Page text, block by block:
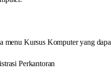
menu Kursus Komputer yang
Perkantoran